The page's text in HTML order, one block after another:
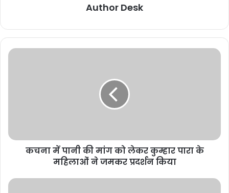
Author Desk
कचना में पानी की मांग को लेकर कुम्हार पारा के
महिलाओं ने जमकर प्रदर्शन किया